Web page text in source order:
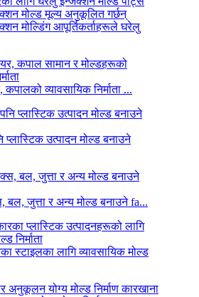
मोल्डिंग आपूर्तिकर्ताहरूले घरेलु
व्यावसायिक निर्माता ...
उत्पादन मोल्ड बनाउने
बल, जुत्ता र अन्य मोल्ड बनाउने fa...
स्टाइलका लागि व्यावसायिक मोल्ड